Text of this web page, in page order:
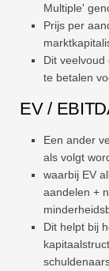
Multiple'
Prijs per
Dit
te betalen
EV /
Een ander
als volgt
waarbij EV
aandelen +
Dit helpt bij